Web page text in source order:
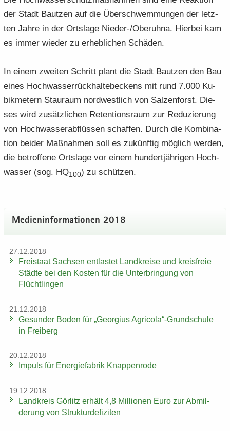
der Stadt Baut­zen auf die Über­schwem­mun­gen der letz­
ten Jahre in der Orts­la­ge Nieder-​/Ober­uh­na. Hier­bei kam
es immer wie­der zu er­heb­li­chen Schä­den.
In einem zwei­ten Schritt plant die Stadt Baut­zen den Bau
eines Hoch­was­ser­rück­hal­te­be­ckens mit rund 7.000 Ku­
bik­me­tern Stau­raum nord­west­lich von Sal­zen­forst. Die­
ses wird zu­sätz­li­chen Re­ten­ti­ons­raum zur Re­du­zie­rung
von Hoch­was­ser­ab­flüs­sen schaf­fen. Durch die Kom­bi­na­
ti­on bei­der Maß­nah­men soll es zu­künf­tig mög­lich wer­den,
die be­trof­fe­ne Orts­la­ge vor einem hun­dert­jäh­ri­gen Hoch­
was­ser (sog. HQ100) zu schüt­zen.
Me­di­en­in­for­ma­tio­nen 2018
27.12.2018
Frei­staat Sach­sen ent­las­tet Land­krei­se und kreis­freie
Städ­te bei den Kos­ten für die Un­ter­brin­gung von
Flücht­lin­gen
21.12.2018
Ge­sun­der Boden für „Ge­or­gi­us Agri­co­la“-​Grundschule
in Frei­berg
20.12.2018
Im­puls für En­er­gie­fa­brik Knap­pen­ro­de
19.12.2018
Land­kreis Gör­litz er­hält 4,8 Mil­lio­nen Euro zur Ab­mil­
de­rung von Struk­tur­de­fi­zi­ten